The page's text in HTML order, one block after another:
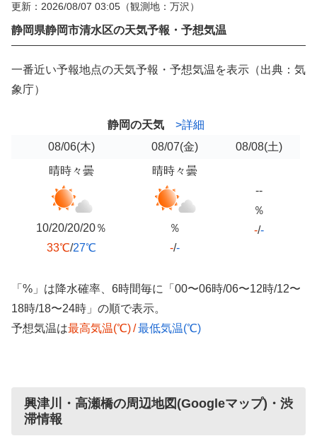
更新：2026/08/07 03:05 （観測地：万沢）
静岡県静岡市清水区の天気予報・予想気温
一番近い予報地点の天気予報・予想気温を表示（出典：気
象庁）
静岡の天気
>詳細
08/06(木) 08/07(金) 08/08(土)
晴時々曇
10/20/20/20％
33℃/27℃
晴時々曇
％
-/-
--
％
-/-
「%」は降水確率、6時間毎に「00〜06時/06〜12時/12〜
18時/18〜24時」の順で表示。
予想気温は最高気温(℃)/最低気温(℃)
興津川・高瀬橋の周辺地図(Googleマップ)・渋
滞情報